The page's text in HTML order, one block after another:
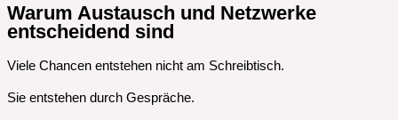
Warum Austausch und Netzwerke
entscheidend sind
Viele Chancen entstehen nicht am Schreibtisch.
Sie entstehen durch Gespräche.